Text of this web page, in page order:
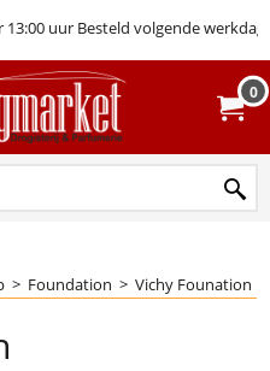
13:00 uur Besteld volgende werkdag
0
> Foundation > Vichy Founation